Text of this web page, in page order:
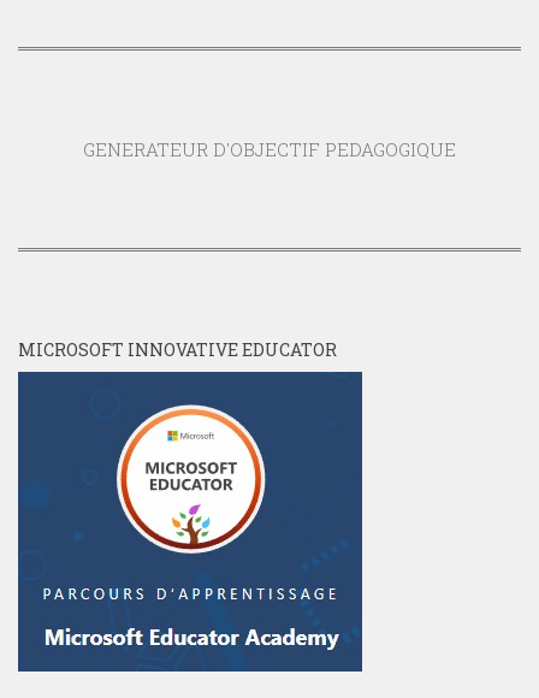
GENERATEUR D'OBJECTIF PEDAGOGIQUE
MICROSOFT INNOVATIVE EDUCATOR